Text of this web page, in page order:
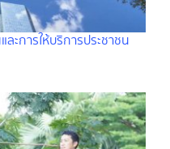
ะการให้บริการประชาชน